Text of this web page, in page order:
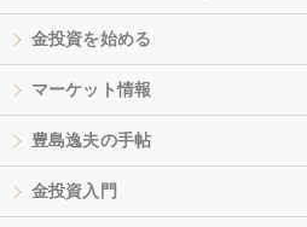
金投資を始める
マーケット情報
豊島逸夫の手帖
金投資入門